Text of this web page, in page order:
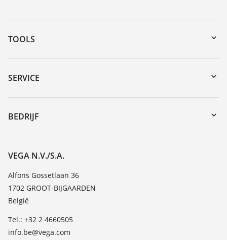
TOOLS
Downloads
Serienummer zoeken
DTM Collection/PACTware
SERVICE
Reparatieformulier instrument
Seminars
TeamViewer
BEDRIJF
Vacature
Over VEGA
Contact
Nieuws
Persberichten
Blog
VEGA N.V./S.A.
Alfons Gossetlaan 36
1702 GROOT-BIJGAARDEN
België
Tel.: +32 2 4660505
info.be@vega.com